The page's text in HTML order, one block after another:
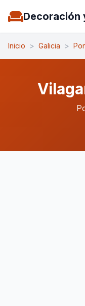
Decoración
Inicio > Galicia >